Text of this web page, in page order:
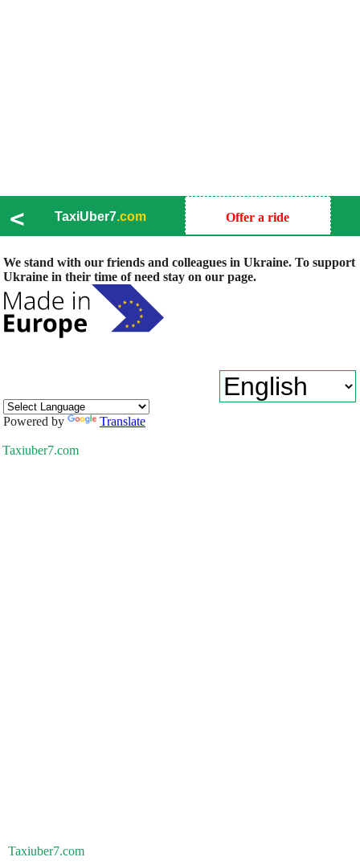
< TaxiUber7.com Offer a ride
We stand with our friends and colleagues in Ukraine. To support
Ukraine in their time of need stay on our page.
Powered by Translate
Taxiuber7.com
Taxiuber7.com